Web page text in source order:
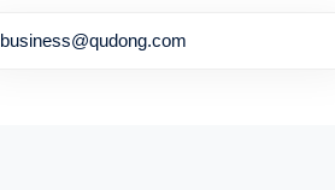
business@qudong.com